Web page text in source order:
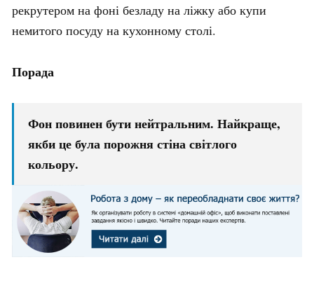
рекрутером на фоні безладу на ліжку або купи
немитого посуду на кухонному столі.
Порада
Фон повинен бути нейтральним. Найкраще,
якби це була порожня стіна світлого
кольору.